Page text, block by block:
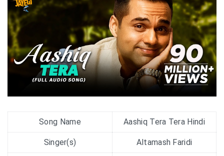
Song Name Aashiq Tera Tera Hindi
Singer(s) Altamash Faridi